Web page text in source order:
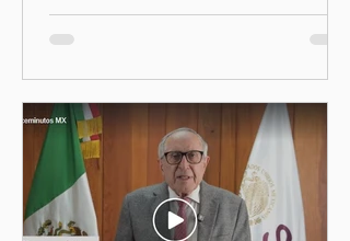
Bojalil y Elvia Graciela
"Grace" Palomares Ramírez,
al considerar que los
comentarios que emitieron
en el podcast "DesCasadas"
contra las personas adultas